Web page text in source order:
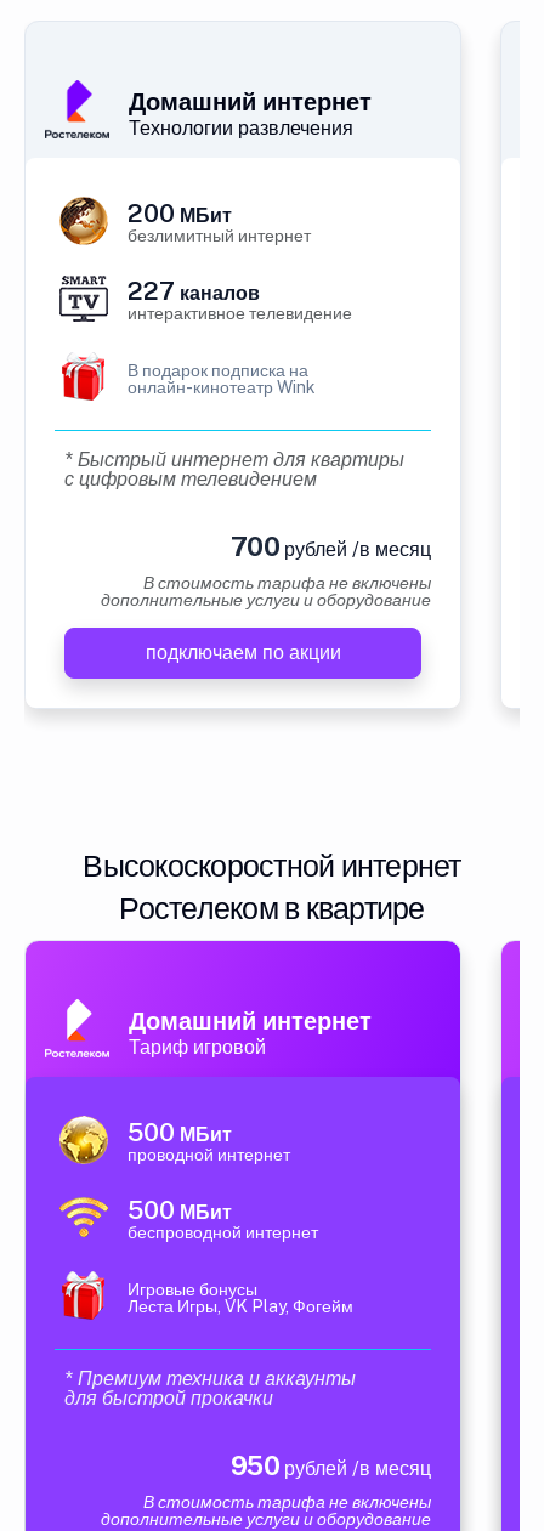
Домашний интернет
Технологии развлечения
200 МБит
безлимитный интернет
227 каналов
интерактивное телевидение
В подарок подписка на
онлайн-кинотеатр Wink
* Быстрый интернет для квартиры
с цифровым телевидением
700 рублей /в месяц
В стоимость тарифа не включены
дополнительные услуги и оборудование
подключаем по акции
Высокоскоростной интернет
Ростелеком в квартире
Домашний интернет
Тариф игровой
500 МБит
проводной интернет
500 МБит
беспроводной интернет
Игровые бонусы
Леста Игры, VK Play, Фогейм
* Премиум техника и аккаунты
для быстрой прокачки
950 рублей /в месяц
В стоимость тарифа не включены
дополнительные услуги и оборудование